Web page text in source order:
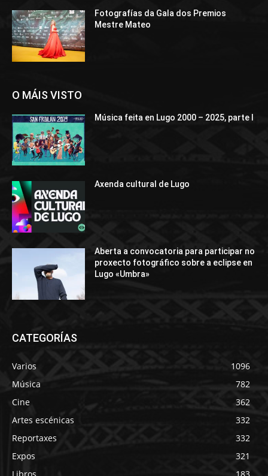
Fotografías da Gala dos Premios
Mestre Mateo
O MÁIS VISTO
Música feita en Lugo 2000 – 2025, parte I
Axenda cultural de Lugo
Aberta a convocatoria para participar no
proxecto fotográfico sobre a eclipse en
Lugo «Umbra»
CATEGORÍAS
Varios
1096
Música
782
Cine
362
Artes escénicas
332
Reportaxes
332
Expos
321
Libros
183